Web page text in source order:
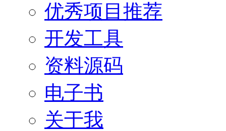
优秀项目推荐
开发工具
资料源码
电子书
关于我